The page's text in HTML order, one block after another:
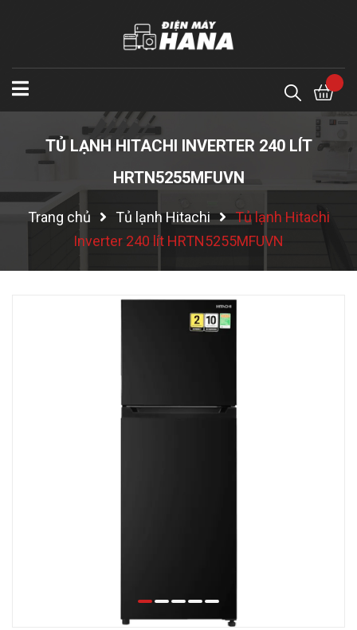
TỦ LẠNH HITACHI INVERTER 240 LÍT
HRTN5255MFUVN
Trang chủ Tủ lạnh Hitachi
Tủ lạnh Hitachi
Inverter 240 lít HRTN5255MFUVN